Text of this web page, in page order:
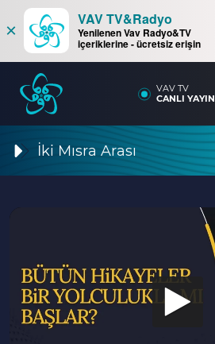
×
VAV TV&Radyo
Yenilenen Vav Radyo&TV
içeriklerine - ücretsiz erişin
VAV TV
CANLI YAYIN
İki Mısra Arası